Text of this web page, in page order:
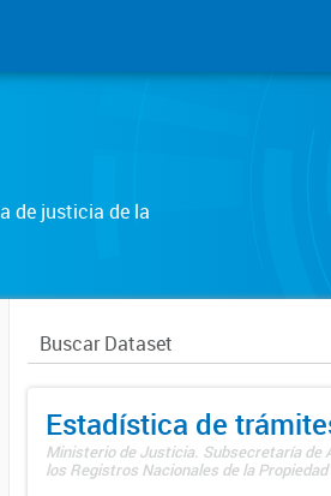
de justicia de la
Estadística de
Ministerio de Justicia. Subsecretaría de
los Registros Nacionales de la